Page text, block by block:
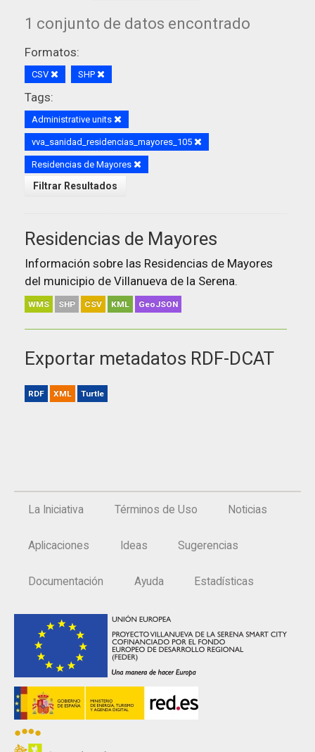
1 conjunto de datos encontrado
Formatos:
CSV SHP
Tags:
Administrative units
vva_sanidad_residencias_mayores_105
Residencias de Mayores
Filtrar Resultados
Residencias de Mayores
Información sobre las Residencias de Mayores
del municipio de Villanueva de la Serena.
WMS SHP CSV KML GeoJSON
Exportar metadatos RDF-DCAT
RDF XML Turtle
La Iniciativa Términos de Uso Noticias
Aplicaciones Ideas Sugerencias
Documentación Ayuda Estadísticas